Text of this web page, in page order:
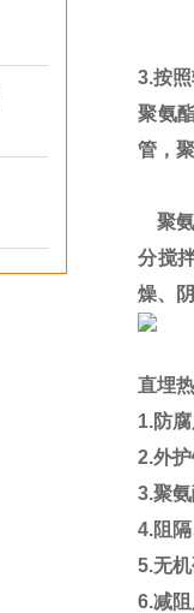
3.按
聚氨
管，
聚
分搅
燥、
直埋
1.防
2.外
3.聚
4.阻
5.无
6.减